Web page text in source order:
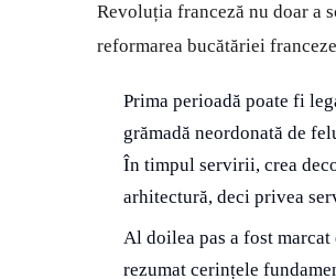
Revoluția franceză nu doar a
reformarea bucătăriei
Prima perioadă poate fi
grămadă neordonată de
În timpul servirii, crea
arhitectură, deci privea
Al doilea pas a fost
rezumat cerințele